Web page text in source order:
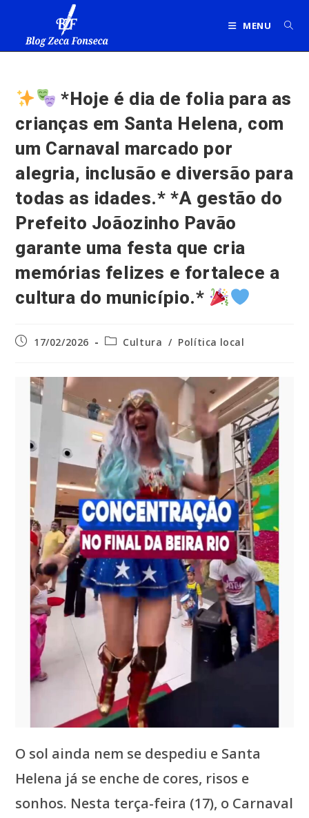
MENU
*Hoje é dia de folia para as
crianças em Santa Helena, com
um Carnaval marcado por
alegria, inclusão e diversão para
todas as idades.* *A gestão do
Prefeito Joãozinho Pavão
garante uma festa que cria
memórias felizes e fortalece a
cultura do município.*
Post17/02/2026
Categoria
Cultura / Política local
O sol ainda nem se despediu e Santa
Helena já se enche de cores, risos e
sonhos. Nesta terça-feira (17), o Carnaval